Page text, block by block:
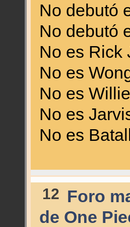
No debutó
No debutó
No es Rick
No es
No es
No es
No es
12 Foro
de One